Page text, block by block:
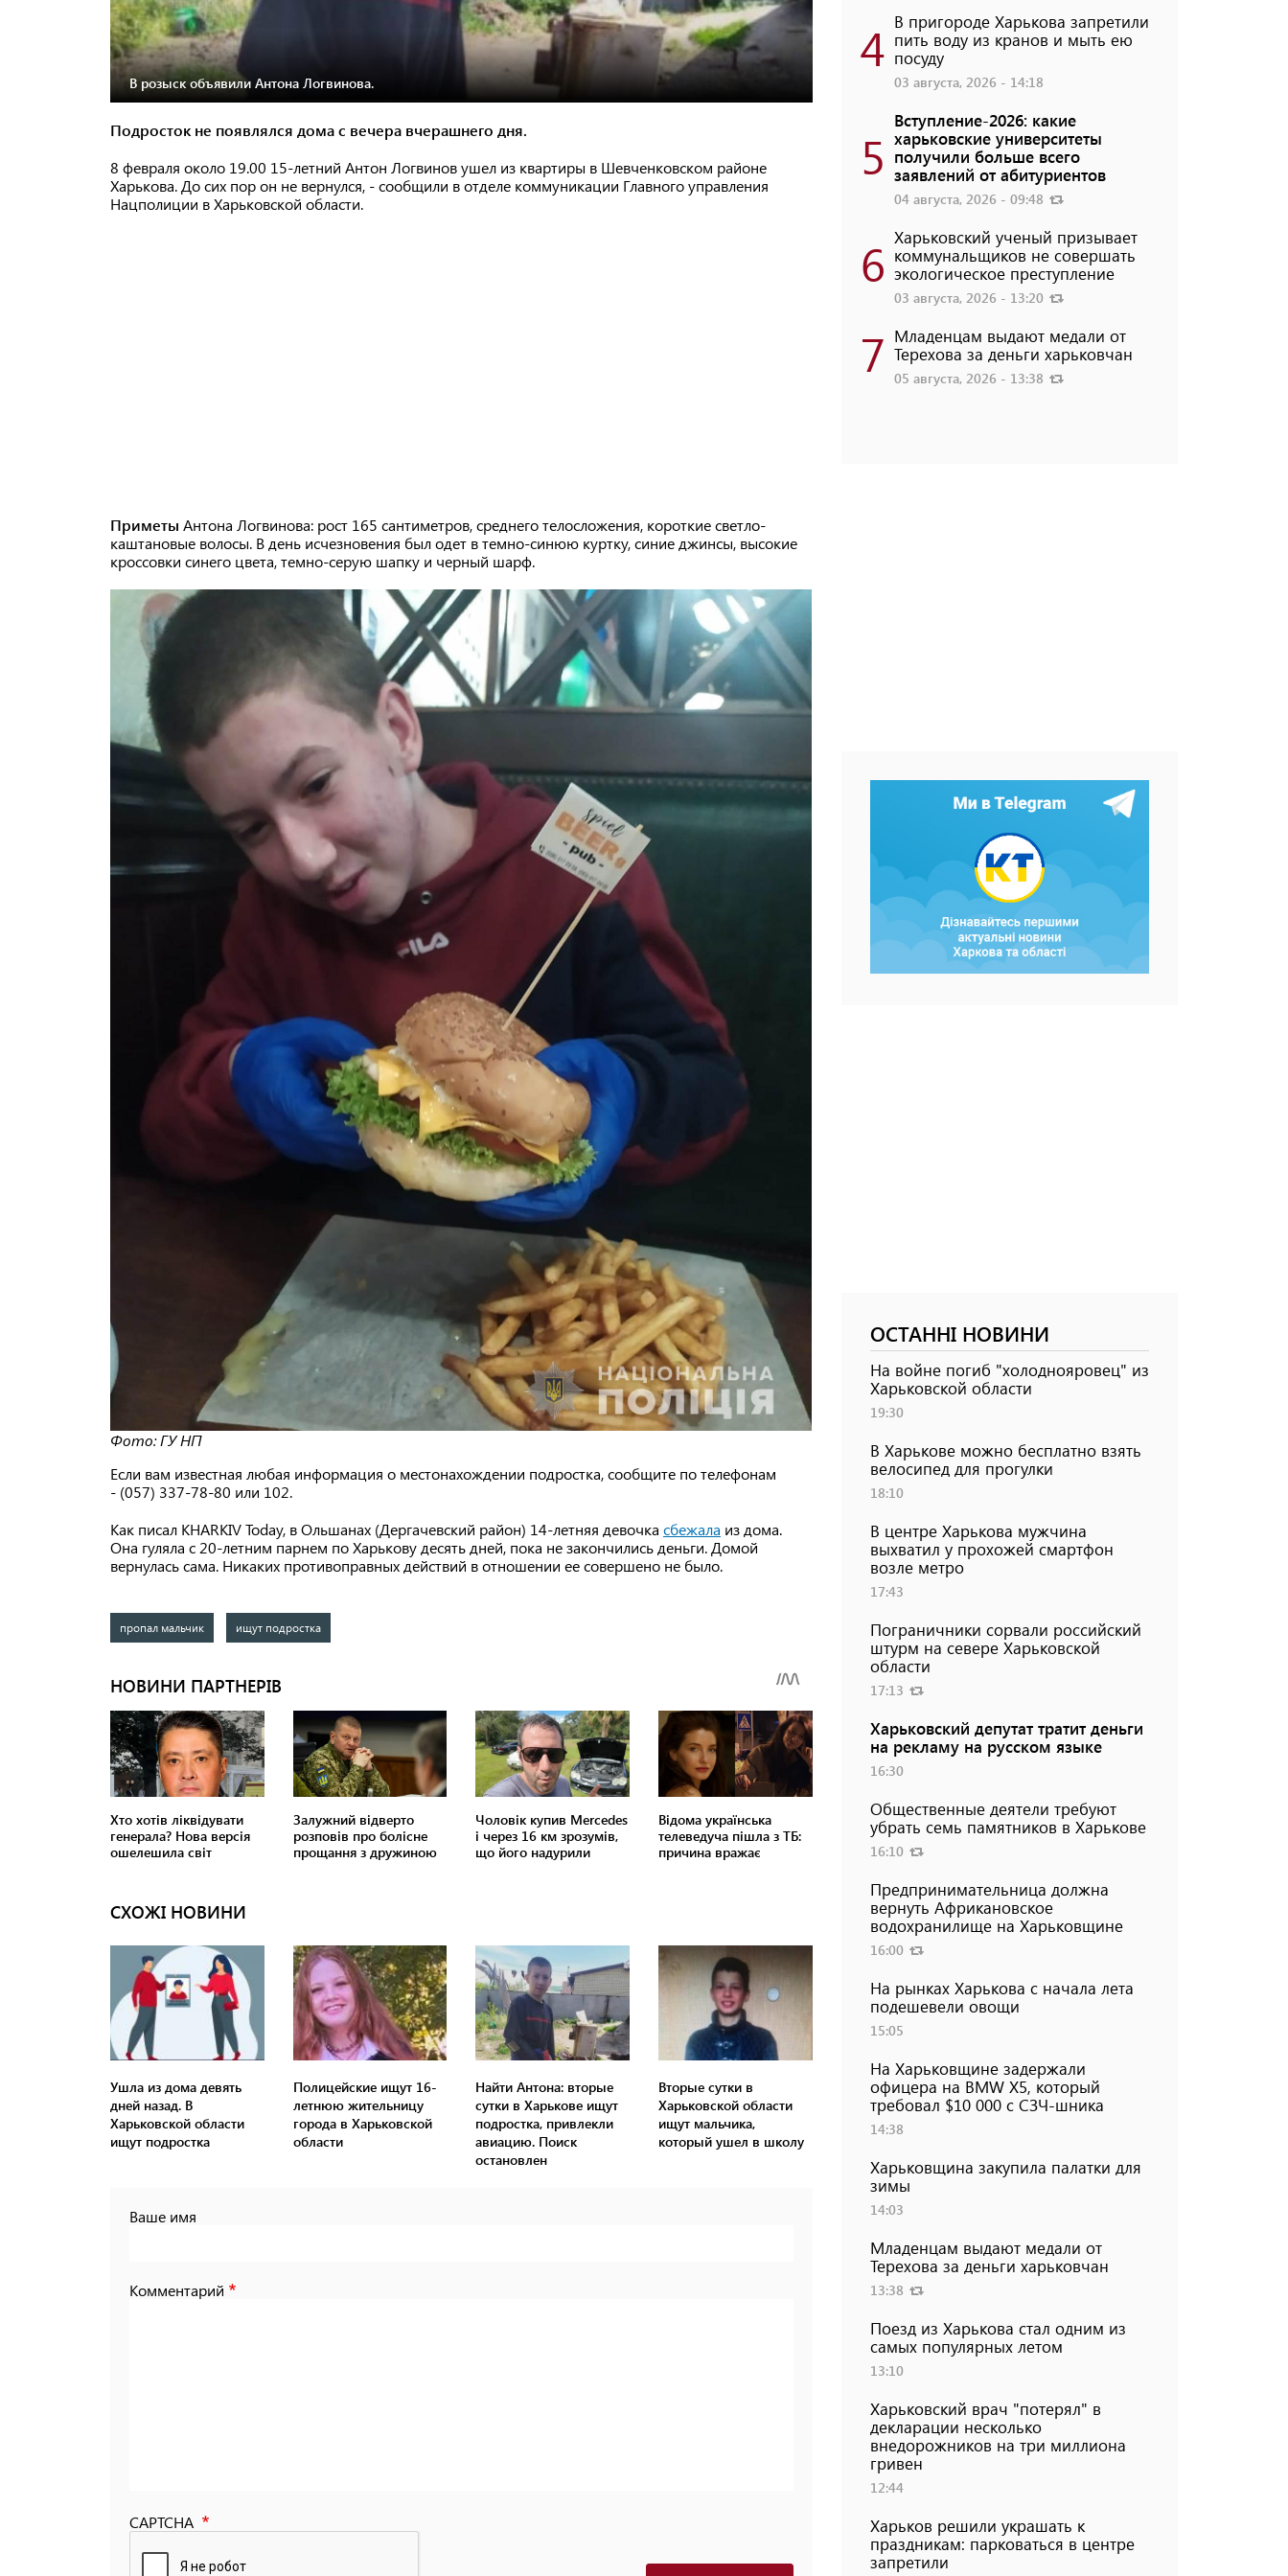
В розыск объявили Антона Логвинова.
Подросток не появлялся дома с вечера вчерашнего дня.
8 февраля около 19.00 15-летний Антон Логвинов ушел из квартиры в Шевченковском районе
Харькова. До сих пор он не вернулся, - сообщили в отделе коммуникации Главного управления
Нацполиции в Харьковской области.
Приметы Антона Логвинова: рост 165 сантиметров, среднего телосложения, короткие светло-
каштановые волосы. В день исчезновения был одет в темно-синюю куртку, синие джинсы, высокие
кроссовки синего цвета, темно-серую шапку и черный шарф.
Фото: ГУ НП
Если вам известная любая информация о местонахождении подростка, сообщите по телефонам
- (057) 337-78-80 или 102.
Как писал KHARKIV Today, в Ольшанах (Дергачевский район) 14-летняя девочка сбежала из дома.
Она гуляла с 20-летним парнем по Харькову десять дней, пока не закончились деньги. Домой
вернулась сама. Никаких противоправных действий в отношении ее совершено не было.
пропал мальчик ищут подростка
СХОЖІ НОВИНИ
Ушла из дома девять
дней назад. В
Харьковской области
ищут подростка
Полицейские ищут 16-
летнюю жительницу
города в Харьковской
области
Найти Антона: вторые
сутки в Харькове ищут
подростка, привлекли
авиацию. Поиск
остановлен
Вторые сутки в
Харьковской области
ищут мальчика,
который ушел в школу
Ваше имя
Комментарий
CAPTCHA
4 В пригороде Харькова запретили
пить воду из кранов и мыть ею
посуду
03 августа, 2026 - 14:18
5
Вступление-2026: какие
харьковские университеты
получили больше всего
заявлений от абитуриентов
04 августа, 2026 - 09:48
6 Харьковский ученый призывает
коммунальщиков не совершать
экологическое преступление
03 августа, 2026 - 13:20
7 Младенцам выдают медали от
Терехова за деньги харьковчан
05 августа, 2026 - 13:38
ОСТАННІ НОВИНИ
На войне погиб "холоднояровец" из
Харьковской области
19:30
В Харькове можно бесплатно взять
велосипед для прогулки
18:10
В центре Харькова мужчина
выхватил у прохожей смартфон
возле метро
17:43
Пограничники сорвали российский
штурм на севере Харьковской
области
17:13
Харьковский депутат тратит деньги
на рекламу на русском языке
16:30
Общественные деятели требуют
убрать семь памятников в Харькове
16:10
Предпринимательница должна
вернуть Африкановское
водохранилище на Харьковщине
16:00
На рынках Харькова с начала лета
подешевели овощи
15:05
На Харьковщине задержали
офицера на BMW Х5, который
требовал $10 000 с СЗЧ-шника
14:38
Харьковщина закупила палатки для
зимы
14:03
Младенцам выдают медали от
Терехова за деньги харьковчан
13:38
Поезд из Харькова стал одним из
самых популярных летом
13:10
Харьковский врач "потерял" в
декларации несколько
внедорожников на три миллиона
гривен
12:44
Харьков решили украшать к
праздникам: парковаться в центре
запретили